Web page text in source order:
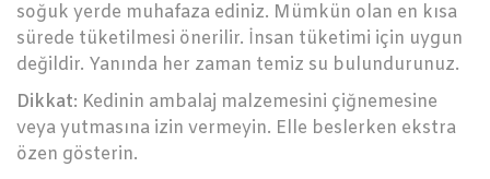
soğuk yerde muhafaza ediniz. Mümkün olan en kısa
sürede tüketilmesi önerilir. İnsan tüketimi için uygun
değildir. Yanında her zaman temiz su bulundurunuz.
Dikkat: Kedinin ambalaj malzemesini çiğnemesine
veya yutmasına izin vermeyin. Elle beslerken ekstra
özen gösterin.